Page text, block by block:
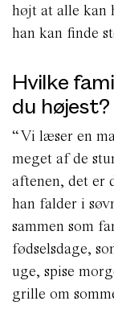
højt at alle kan
han kan finde
Hvilke
du højest?
“Vi læser en
meget af de
aftenen, det er
han falder i
sammen som
fødselsdage,
uge, spise
grille om